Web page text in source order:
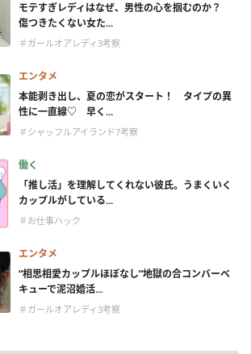
モテすぎレディはなぜ、男性の心を掴むのか？
傷つきたくない女た...
＃ガールオアレディ3考察
エンタメ
本能剥き出し、夏の恋がスタート！ タイプの異
性に一直線♡ 早く...
＃シャッフルアイランド7考察
働く
「推し活」を理解してくれない彼氏。うまくいく
カップルがしている...
＃お仕事ハック
エンタメ
“相思相愛カップルほぼなし”地獄の合コンバーベ
キューで泥沼婚活...
＃ガールオアレディ3考察